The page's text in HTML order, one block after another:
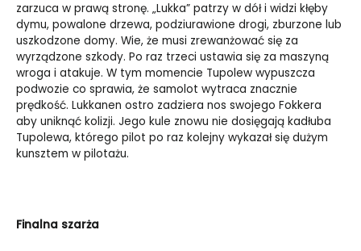
zarzuca w prawą stronę. „Lukka” patrzy w dół i widzi kłęby
dymu, powalone drzewa, podziurawione drogi, zburzone lub
uszkodzone domy. Wie, że musi zrewanżować się za
wyrządzone szkody. Po raz trzeci ustawia się za maszyną
wroga i atakuje. W tym momencie Tupolew wypuszcza
podwozie co sprawia, że samolot wytraca znacznie
prędkość. Lukkanen ostro zadziera nos swojego Fokkera
aby uniknąć kolizji. Jego kule znowu nie dosięgają kadłuba
Tupolewa, którego pilot po raz kolejny wykazał się dużym
kunsztem w pilotażu.
Finalna szarża